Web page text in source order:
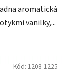
aromatická
vanilky,...
Kód: 1208-1225